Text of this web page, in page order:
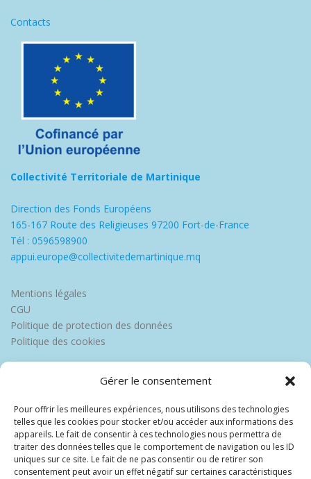
Gérer le consentement
Pour offrir les meilleures expériences, nous utilisons des technologies
telles que les cookies pour stocker et/ou accéder aux informations des
appareils. Le fait de consentir à ces technologies nous permettra de
traiter des données telles que le comportement de navigation ou les ID
uniques sur ce site. Le fait de ne pas consentir ou de retirer son
consentement peut avoir un effet négatif sur certaines caractéristiques
Contacts
Collectivité Territoriale de Martinique
Direction des Fonds Européens
165-167 Route des Religieuses 97200 Fort-de-France
Tél : 0596598900
appui.europe@collectivitedemartinique.mq
Mentions légales
CGU
Politique de protection des données
Politique des cookies